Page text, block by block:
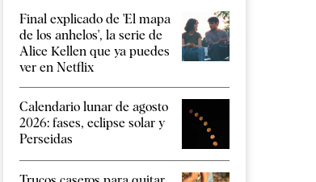
Final explicado de 'El mapa
de los anhelos', la serie de
Alice Kellen que ya puedes
ver en Netflix
Calendario lunar de agosto
2026: fases, eclipse solar y
Perseidas